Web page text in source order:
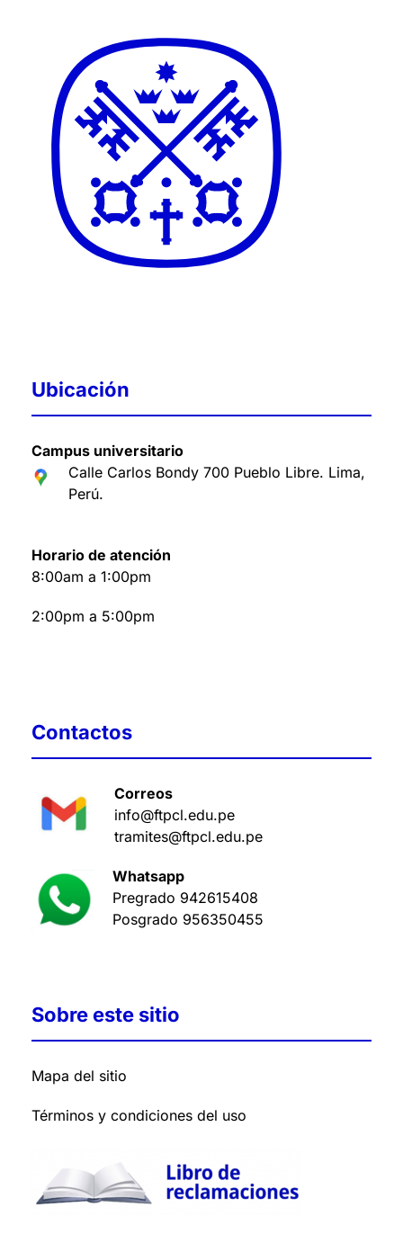
Ubicación
Campus universitario
Calle Carlos Bondy 700 Pueblo Libre. Lima,
Perú.
Horario de atención
8:00am a 1:00pm
2:00pm a 5:00pm
Contactos
Correos
info@ftpcl.edu.pe
tramites@ftpcl.edu.pe
Whatsapp
Pregrado 942615408
Posgrado 956350455
Sobre este sitio
Mapa del sitio
Términos y condiciones del uso